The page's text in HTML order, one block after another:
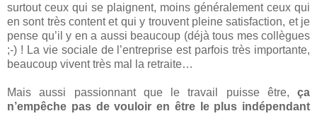
surtout ceux qui se plaignent, moins généralement ceux qui
en sont très content et qui y trouvent pleine satisfaction, et je
pense qu’il y en a aussi beaucoup (déjà tous mes collègues
;-) ! La vie sociale de l’entreprise est parfois très importante,
beaucoup vivent très mal la retraite…
Mais aussi passionnant que le travail puisse être, ça
n’empêche pas de vouloir en être le plus indépendant